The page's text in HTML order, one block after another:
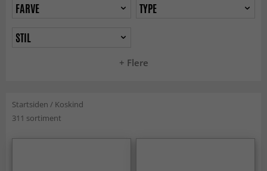
+ Flere
FARVE
TYPE
STIL
Startsiden / Koskind
311 sortiment